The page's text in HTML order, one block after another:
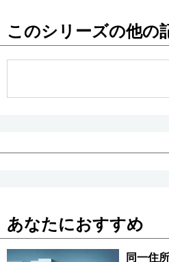
お知らせ
このシリーズの他の
あなたにおすすめ
同一住